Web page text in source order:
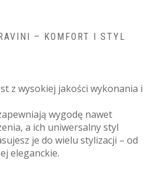
– KOMFORT I STYL
z wysokiej jakości wykonania i
wygodę nawet
a ich uniwersalny styl
je do wielu stylizacji – od
eleganckie.